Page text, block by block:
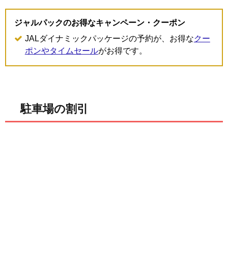
ジャルパックのお得なキャンペーン・クーポン
JALダイナミックパッケージの予約が、お得なクー
ポンやタイムセールがお得です。
駐車場の割引